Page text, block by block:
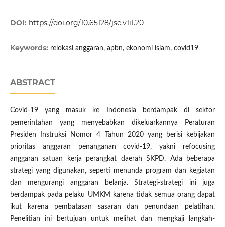
DOI: https://doi.org/10.65128/jse.v1i1.20
Keywords: relokasi anggaran, apbn, ekonomi islam, covid19
ABSTRACT
Covid-19 yang masuk ke Indonesia berdampak di sektor
pemerintahan yang menyebabkan dikeluarkannya Peraturan
Presiden Instruksi Nomor 4 Tahun 2020 yang berisi kebijakan
prioritas anggaran penanganan covid-19, yakni refocusing
anggaran satuan kerja perangkat daerah SKPD. Ada beberapa
strategi yang digunakan, seperti menunda program dan kegiatan
dan mengurangi anggaran belanja. Strategi-strategi ini juga
berdampak pada pelaku UMKM karena tidak semua orang dapat
ikut karena pembatasan sasaran dan penundaan pelatihan.
Penelitian ini bertujuan untuk melihat dan mengkaji langkah-